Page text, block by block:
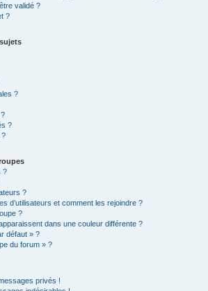
validé ?
?
?
?
?
?
?
d’utilisateurs et comment les rejoindre ?
?
dans une couleur différente ?
défaut » ?
du forum » ?
privés !